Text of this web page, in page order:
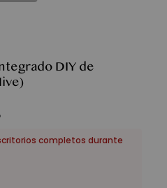
DIY de
completos durante